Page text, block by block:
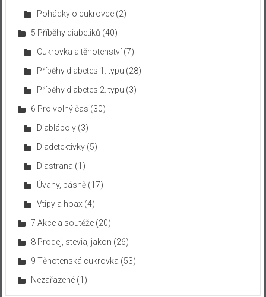
Pohádky o cukrovce(2)
5 Příběhy diabetiků (40)
Cukrovka a těhotenství(7)
Příběhy diabetes 1. typu (28)
Příběhy diabetes 2. typu (3)
6 Pro volný čas (30)
Diabláboly(3)
Diadetektivky(5)
Diastrana (1)
Úvahy, básně(17)
Vtipy a hoax (4)
7 Akce a soutěže(20)
8 Prodej, stevia, jakon (26)
9 Těhotenská cukrovka (53)
Nezařazené(1)